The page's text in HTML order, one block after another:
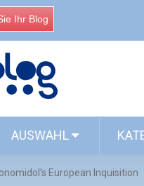
Ihr Blog
AUSWAHL
European Inquisition